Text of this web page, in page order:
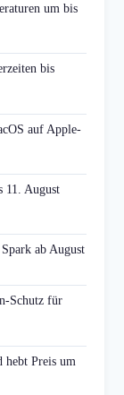
um bis
bis
auf Apple-
11. August
ab August
Schutz für
hebt Preis um